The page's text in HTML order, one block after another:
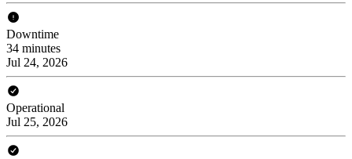
Downtime
34 minutes
Jul 24, 2026
Operational
Jul 25, 2026